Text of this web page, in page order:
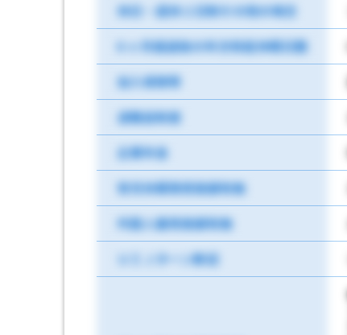
休日・週休２日制その他の場合
6 ヶ月経過後の年次有給休暇日数
加入保険等
退職金制度
企業年金
育児休業取得実績有無
外国人雇用実績有無
ＵＩＪターン歓迎